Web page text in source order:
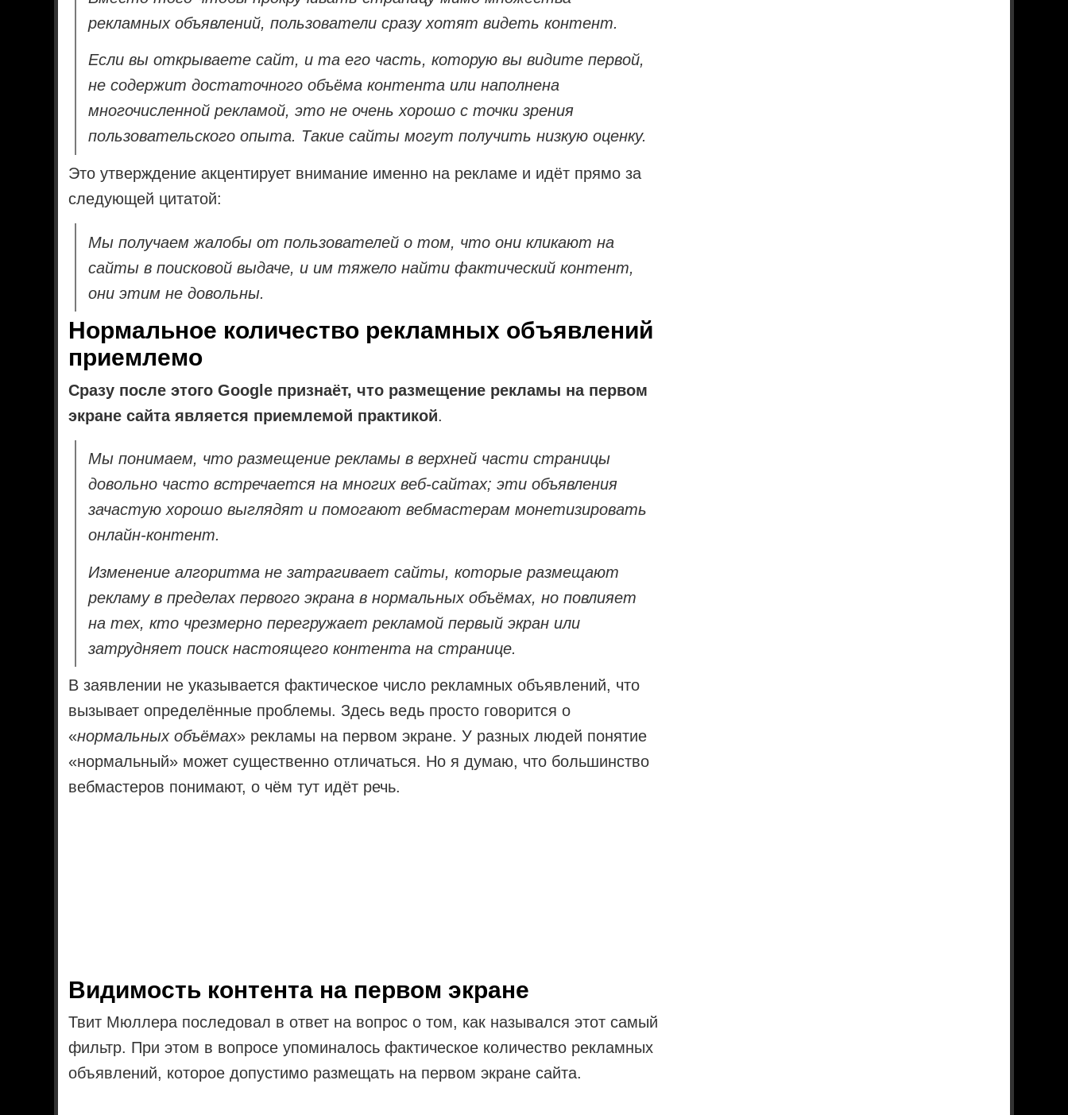
рекламных объявлений, пользователи сразу хотят видеть контент.
Если вы открываете сайт, и та его часть, которую вы видите первой,
не содержит достаточного объёма контента или наполнена
многочисленной рекламой, это не очень хорошо с точки зрения
пользовательского опыта. Такие сайты могут получить низкую оценку.
Это утверждение акцентирует внимание именно на рекламе и идёт прямо за
следующей цитатой:
Мы получаем жалобы от пользователей о том, что они кликают на
сайты в поисковой выдаче, и им тяжело найти фактический контент,
они этим не довольны.
Нормальное количество рекламных объявлений
приемлемо
Сразу после этого Google признаёт, что размещение рекламы на первом
экране сайта является приемлемой практикой.
Мы понимаем, что размещение рекламы в верхней части страницы
довольно часто встречается на многих веб-сайтах; эти объявления
зачастую хорошо выглядят и помогают вебмастерам монетизировать
онлайн-контент.
Изменение алгоритма не затрагивает сайты, которые размещают
рекламу в пределах первого экрана в нормальных объёмах, но повлияет
на тех, кто чрезмерно перегружает рекламой первый экран или
затрудняет поиск настоящего контента на странице.
В заявлении не указывается фактическое число рекламных объявлений, что
вызывает определённые проблемы. Здесь ведь просто говорится о
«нормальных объёмах» рекламы на первом экране. У разных людей понятие
«нормальный» может существенно отличаться. Но я думаю, что большинство
вебмастеров понимают, о чём тут идёт речь.
Видимость контента на первом экране
Твит Мюллера последовал в ответ на вопрос о том, как назывался этот самый
фильтр. При этом в вопросе упоминалось фактическое количество рекламных
объявлений, которое допустимо размещать на первом экране сайта.